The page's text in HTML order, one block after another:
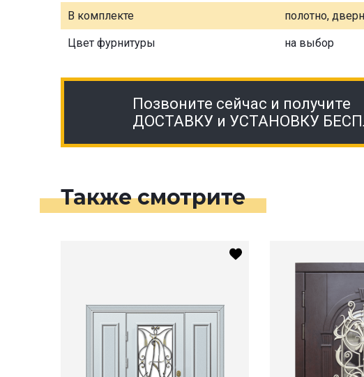
В комплекте полотно,
Цвет фурнитуры на выбор
Позвоните сейчас и получите
ДОСТАВКУ и УСТАНОВКУ
Также смотрите